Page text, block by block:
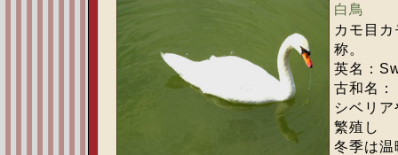
白鳥
カモ目
称。
英名：
古和名
シベリ
繁殖し
冬季は